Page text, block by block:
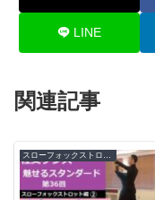
LINE
関連記事